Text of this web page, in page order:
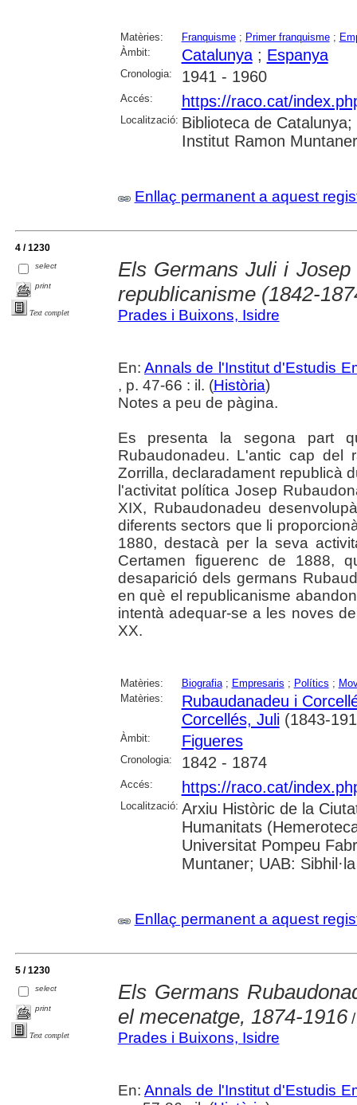
Matèries: Franquisme; Primer franquisme;
Àmbit:
Catalunya; Espanya
Cronologia: 1941 - 1960
Accés: https://raco.cat/
Localització: Biblioteca de
Institut Ramon
Enllaç permanent a aquest
4 / 1230
select
print
Text complet
Els Germans Juli i
republicanisme (1842-
Prades i Buixons, Isidre
En:Annals de l'Institut d'Estudis
, p. 47-66 : il. (Història)
Notes a peu de pàgina.
Es presenta la segona part
Rubaudonadeu. L'antic cap del
Zorrilla, declaradament republicà
l'activitat política Josep
XIX, Rubaudonadeu
diferents sectors que li
1880, destacà per la seva
Certamen figuerenc de 1888,
desaparició dels germans
en què el republicanisme
intentà adequar-se a les noves
XX.
Matèries: Biografia; Empresaris ; Polítics ;
Matèries:
Rubaudanadeu i
Corcellés, Juli(1843-
Àmbit: Figueres
Cronologia: 1842 - 1874
Accés: https://raco.cat/
Localització: Arxiu Històric de la
Humanitats
Universitat Pompeu
Muntaner; UAB: Sibhil·la
Enllaç permanent a aquest
5 / 1230
select
print
Text complet
Els Germans
el mecenatge, 1874-1916/
Prades i Buixons, Isidre
En:Annals de l'Institut d'Estudis